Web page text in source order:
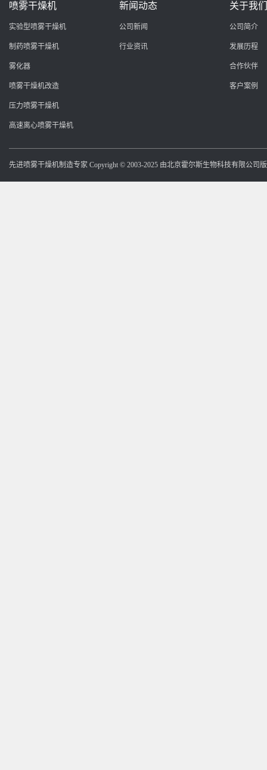
喷雾干燥机
实验型喷雾干燥机
制药喷雾干燥机
雾化器
喷雾干燥机改造
压力喷雾干燥机
高速离心喷雾干燥机
新闻动态
公司新闻
行业资讯
关于我们
公司简介
发展历程
合作伙伴
客户案例
先进喷雾干燥机制造专家 Copyright © 2003-2025 由北京霍尔斯生物科技有限公司